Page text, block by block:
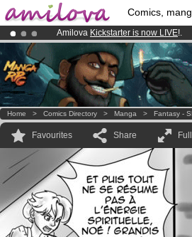
Comics,
Amilova Kickstarter is now LIVE!.
Already 134393membersand
Premium membership from3.95
Home > Comics Directory > Manga > Fantasy -
Favourites Share